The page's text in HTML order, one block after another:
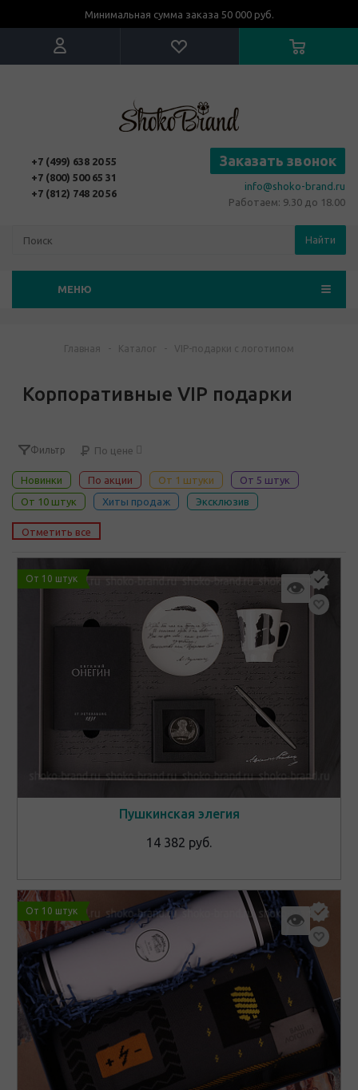
Минимальная сумма заказа 50 000 руб.
+7 (499) 638 20 55
+7 (800) 500 65 31
+7 (812) 748 20 56
Заказать звонок
info@shoko-brand.ru
Работаем: 9.30 до 18.00
Найти
МЕНЮ
Главная - Каталог - VIP-подарки с логотипом
Корпоративные VIP подарки
Фильтр По цене
Новинки По акции От 1 штуки
От 5 штук
От 10 штук
Хиты продаж Эксклюзив
Отметить все
От 10 штук 👁
Пушкинская элегия
14 382 руб.
От 10 штук 👁